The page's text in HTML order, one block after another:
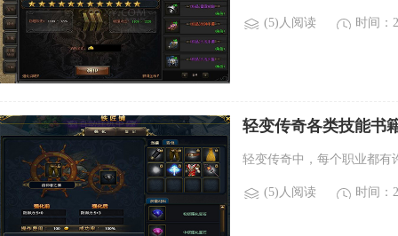
(5)人阅读 时间：
轻变传奇各类技能书
轻变传奇中，每个职业都有
(5)人阅读 时间：